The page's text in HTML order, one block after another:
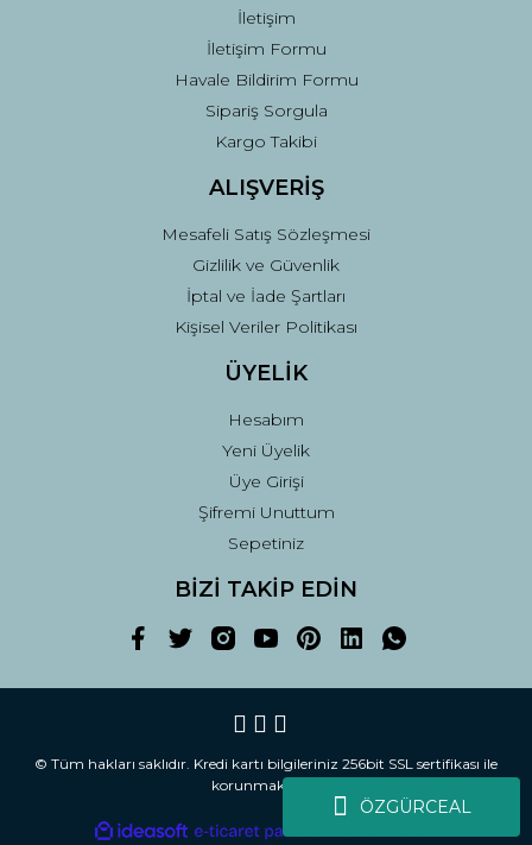
ÖZGÜRCEAL
Gönder
İletişim
İletişim Formu
Havale Bildirim Formu
Sipariş Sorgula
Kargo Takibi
ALIŞVERİŞ
Mesafeli Satış Sözleşmesi
Gizlilik ve Güvenlik
İptal ve İade Şartları
Kişisel Veriler Politikası
ÜYELİK
Hesabım
Yeni Üyelik
Üye Girişi
Şifremi Unuttum
Sepetiniz
BİZİ TAKİP EDİN
© Tüm hakları saklıdır. Kredi kartı bilgileriniz 256bit SSL sertifikası ile
korunmaktadır.
ideasoft